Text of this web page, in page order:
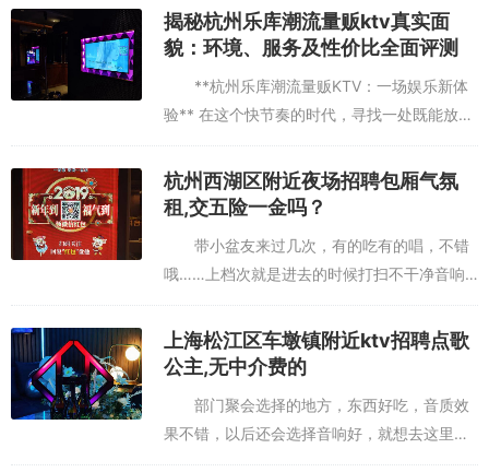
成为了不少市民和游客的热门选择。无论是朋
友聚会、公司团建...
揭秘杭州乐库潮流量贩ktv真实面
貌：环境、服务及性价比全面评测
**杭州乐库潮流量贩KTV：一场娱乐新体
验** 在这个快节奏的时代，寻找一处既能放松
身心又能享受音乐魅力的地方，成为了许多人
的追求。杭州，这座历史悠久而又充满活力的
城市，近年来在娱乐...
杭州西湖区附近夜场招聘包厢气氛
租,交五险一金吗？
带小盆友来过几次，有的吃有的唱，不错
哦……上档次就是进去的时候打扫不干净音响
不错，就是很多打分的版本，很遮挡我看mv的
视线好，我们只要是唱k，一定都会来这家杭州
西湖区附近夜场招聘包厢气...
上海松江区车墩镇附近ktv招聘点歌
公主,无中介费的
部门聚会选择的地方，东西好吃，音质效
果不错，以后还会选择音响好，就想去这里，
实惠，舅都没喝完好久沒來了，幾個人玩的很